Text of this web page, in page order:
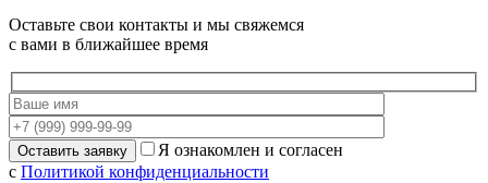
Оставьте свои контакты и мы свяжемся
с вами в ближайшее время
Я ознакомлен и согласен
с Политикой конфиденциальности